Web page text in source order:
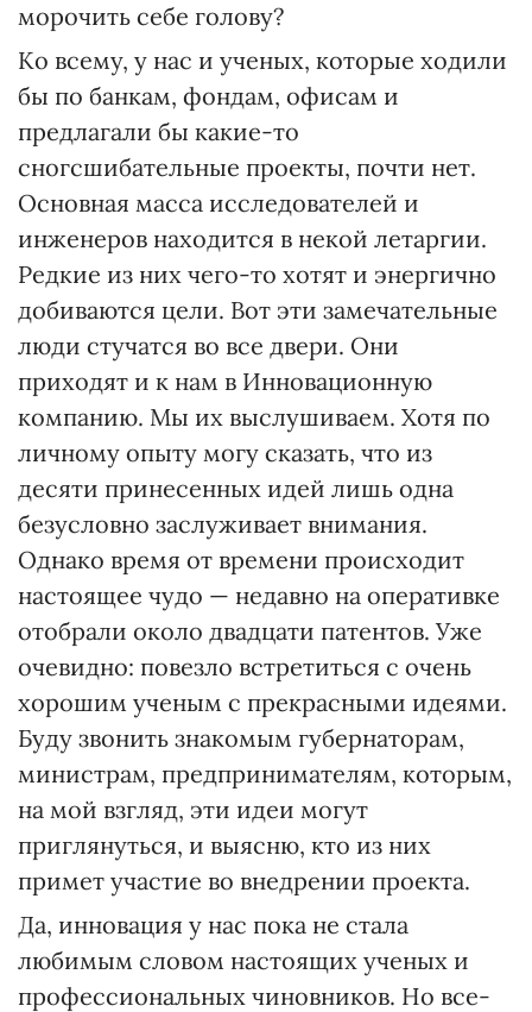
морочить себе голову?
Ко всему, у нас и ученых, которые ходили
бы по банкам, фондам, офисам и
предлагали бы какие-то
сногсшибательные проекты, почти нет.
Основная масса исследователей и
инженеров находится в некой летаргии.
Редкие из них чего-то хотят и энергично
добиваются цели. Вот эти замечательные
люди стучатся во все двери. Они
приходят и к нам в Инновационную
компанию. Мы их выслушиваем. Хотя по
личному опыту могу сказать, что из
десяти принесенных идей лишь одна
безусловно заслуживает внимания.
Однако время от времени происходит
настоящее чудо — недавно на оперативке
отобрали около двадцати патентов. Уже
очевидно: повезло встретиться с очень
хорошим ученым с прекрасными идеями.
Буду звонить знакомым губернаторам,
министрам, предпринимателям, которым,
на мой взгляд, эти идеи могут
приглянуться, и выясню, кто из них
примет участие во внедрении проекта.
Да, инновация у нас пока не стала
любимым словом настоящих ученых и
профессиональных чиновников. Но все-